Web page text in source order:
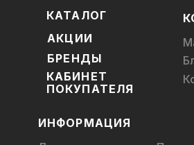
КАТАЛОГ
КАБИНЕТ
ПОКУПАТЕЛЯ
БРЕНДЫ
АКЦИИ
ИНФОРМАЦИЯ